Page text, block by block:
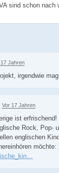
sind schon nach
Jahren
irgendwie
Vor 17 Jahren
ist
Rock, Pop-
englischen
möchte: